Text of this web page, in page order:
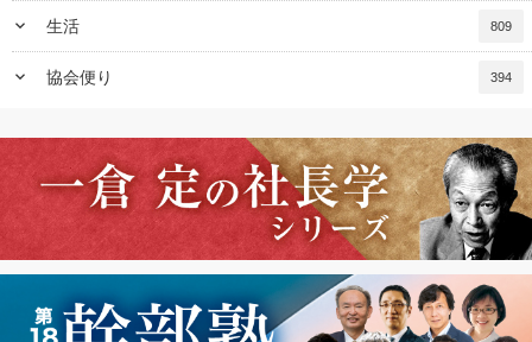
keyboard_arrow_down 生活 809
keyboard_arrow_down 協会便り 394